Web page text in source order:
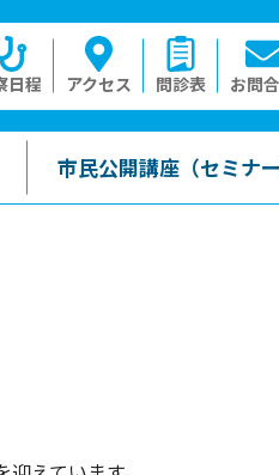
日程 アクセス 問診表 お問
市民公開講座（セミナー